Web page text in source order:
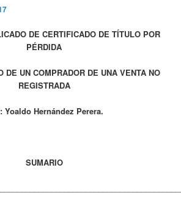
DE CERTIFICADO DE TÍTULO POR
PÉRDIDA
DE UN COMPRADOR DE UNA VENTA NO
REGISTRADA
Yoaldo Hernández Perera.
SUMARIO